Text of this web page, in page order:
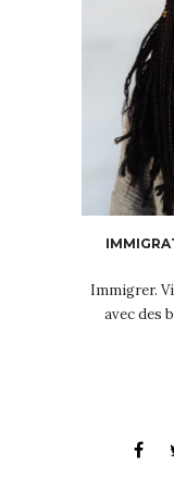
Immigrer.
avec des